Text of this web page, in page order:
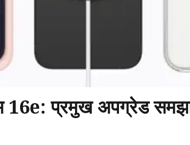
प्रमुख अपग्रेड